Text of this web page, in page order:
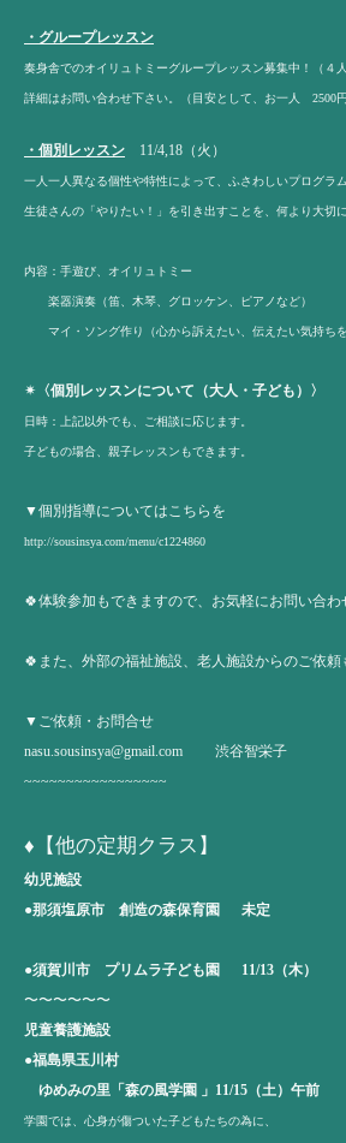
・グループレッスン
奏身舎でのオイリュトミーグループレッスン募集中！（４
詳細はお問い合わせ下さい。（目安として、お一人 2500円
・個別レッスン 11/4,18（火）
一人一人異なる個性や特性によって、ふさわしいプログラム
生徒さんの「やりたい！」を引き出すことを、何より大切
内容：手遊び、オイリュトミー
楽器演奏（笛、木琴、グロッケン、ピアノなど）
マイ・ソング作り（心から訴えたい、伝えたい気持ちを
✴︎〈個別レッスンについて（大人・子ども）〉
日時：上記以外でも、ご相談に応じます。
子どもの場合、親子レッスンもできます。
▼個別指導についてはこちらを
http://sousinsya.com/menu/c1224860
🍀体験参加もできますので、お気軽にお問い合わ
🍀また、外部の福祉施設、老人施設からのご依頼
▼ご依頼・お問合せ
nasu.sousinsya@gmail.com 渋谷智栄子
~~~~~~~~~~~~~~~~~
♦️【他の定期クラス】
幼児施設
●那須塩原市 創造の森保育園 未定
●須賀川市 プリムラ子ども園 11/13（木）
〜〜〜〜〜〜
児童養護施設
●福島県玉川村
ゆめみの里「森の風学園 」11/15（土）午前
学園では、心身が傷ついた子どもたちの為に、